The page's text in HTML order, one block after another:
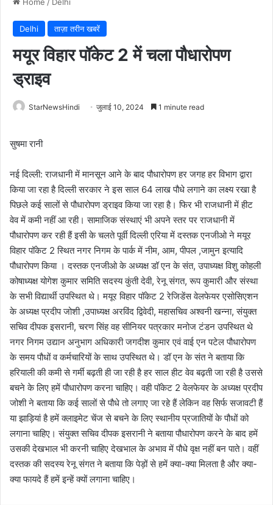
Delhi ताज़ा तरीन खबरें
मयूर विहार पॉकेट 2 में चला पौधारोपण
ड्राइव
StarNewsHindi जुलाई 10, 2024 1 minute read
सुषमा रानी
नई दिल्ली: राजधानी में मानसून आने के बाद पौधारोपण हर जगह हर विभाग द्वारा
किया जा रहा है दिल्ली सरकार ने इस साल 64 लाख पौधे लगाने का लक्ष्य रखा है
पिछले कई सालों से पौधारोपण ड्राइव किया जा रहा है। फिर भी राजधानी में हीट
वेव में कमी नहीं आ रही। सामाजिक संस्थाएं भी अपने स्तर पर राजधानी में
पौधारोपण कर रही हैं इसी के चलते पूर्वी दिल्ली एरिया में दस्तक एनजीओ ने मयूर
विहार पॉकेट 2 स्थित नगर निगम के पार्क में नीम, आम, पीपल ,जामुन इत्यादि
पौधारोपण किया । दस्तक एनजीओ के अध्यक्ष डॉ एन के संत, उपाध्यक्ष विशु कोहली
कोषाध्यक्ष योगेश कुमार समिति सदस्य कुंती देवी, रेनू संगत, रूप कुमारी और संस्था
के सभी विद्यार्थी उपस्थित थे। मयूर विहार पॉकेट 2 रेजिडेंस वेलफेयर एसोसिएशन
के अध्यक्ष प्रदीप जोशी ,उपाध्यक्ष अरविंद द्विवेदी, महासचिव अश्वनी खन्ना, संयुक्त
सचिव दीपक इसरानी, चरण सिंह वह सीनियर पत्रकार मनोज टंडन उपस्थित थे
नगर निगम उद्यान अनुभाग अधिकारी जगदीश कुमार एवं वाई एन पटेल पौधारोपण
के समय पौधों व कर्मचारियों के साथ उपस्थित थे। डॉ एन के संत ने बताया कि
हरियाली की कमी से गर्मी बढ़ती ही जा रही है हर साल हीट वेव बढ़ती जा रही है उससे
बचने के लिए हमें पौधारोपण करना चाहिए। वही पॉकेट 2 वेलफेयर के अध्यक्ष प्रदीप
जोशी ने बताया कि कई सालों से पौधे तो लगाए जा रहे हैं लेकिन वह सिर्फ सजावटी हैं
या झाड़ियां है हमें क्लाइमेट चेंज से बचने के लिए स्थानीय प्रजातियों के पौधों को
लगाना चाहिए। संयुक्त सचिव दीपक इसरानी ने बताया पौधारोपण करने के बाद हमें
उसकी देखभाल भी करनी चाहिए देखभाल के अभाव में पौधे वृक्ष नहीं बन पाते। वहीं
दस्तक की सदस्य रेनू संगत ने बताया कि पेड़ों से हमें क्या-क्या मिलता है और क्या-
क्या फायदे हैं हमें इन्हें क्यों लगाना चाहिए।